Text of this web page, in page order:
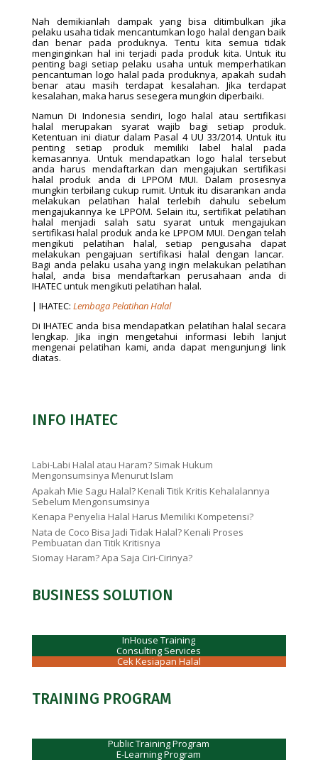
Nah demikianlah dampak yang bisa ditimbulkan jika
pelaku usaha tidak mencantumkan logo halal dengan baik
dan benar pada produknya. Tentu kita semua tidak
menginginkan hal ini terjadi pada produk kita. Untuk itu
penting bagi setiap pelaku usaha untuk memperhatikan
pencantuman logo halal pada produknya, apakah sudah
benar atau masih terdapat kesalahan. Jika terdapat
kesalahan, maka harus sesegera mungkin diperbaiki.
Namun Di Indonesia sendiri, logo halal atau sertifikasi
halal merupakan syarat wajib bagi setiap produk.
Ketentuan ini diatur dalam Pasal 4 UU 33/2014. Untuk itu
penting setiap produk memiliki label halal pada
kemasannya. Untuk mendapatkan logo halal tersebut
anda harus mendaftarkan dan mengajukan sertifikasi
halal produk anda di LPPOM MUI. Dalam prosesnya
mungkin terbilang cukup rumit. Untuk itu disarankan anda
melakukan pelatihan halal terlebih dahulu sebelum
mengajukannya ke LPPOM. Selain itu, sertifikat pelatihan
halal menjadi salah satu syarat untuk mengajukan
sertifikasi halal produk anda ke LPPOM MUI. Dengan telah
mengikuti pelatihan halal, setiap pengusaha dapat
melakukan pengajuan sertifikasi halal dengan lancar.
Bagi anda pelaku usaha yang ingin melakukan pelatihan
halal, anda bisa mendaftarkan perusahaan anda di
IHATEC untuk mengikuti pelatihan halal.
| IHATEC: Lembaga Pelatihan Halal
Di IHATEC anda bisa mendapatkan pelatihan halal secara
lengkap. Jika ingin mengetahui informasi lebih lanjut
mengenai pelatihan kami, anda dapat mengunjungi link
diatas.
INFO IHATEC
Labi-Labi Halal atau Haram? Simak Hukum
Mengonsumsinya Menurut Islam
Apakah Mie Sagu Halal? Kenali Titik Kritis Kehalalannya
Sebelum Mengonsumsinya
Kenapa Penyelia Halal Harus Memiliki Kompetensi?
Nata de Coco Bisa Jadi Tidak Halal? Kenali Proses
Pembuatan dan Titik Kritisnya
Siomay Haram? Apa Saja Ciri-Cirinya?
BUSINESS SOLUTION
InHouse Training
Consulting Services
Cek Kesiapan Halal
TRAINING PROGRAM
Public Training Program
E-Learning Program